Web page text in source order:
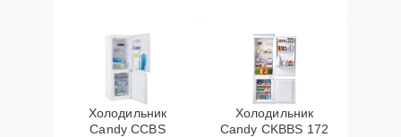
Холодильник
Candy CCBS
Холодильник
Candy CKBBS 172